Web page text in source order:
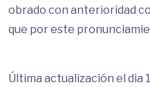
obrado con anterioridad
que por este
Última actualización el dia